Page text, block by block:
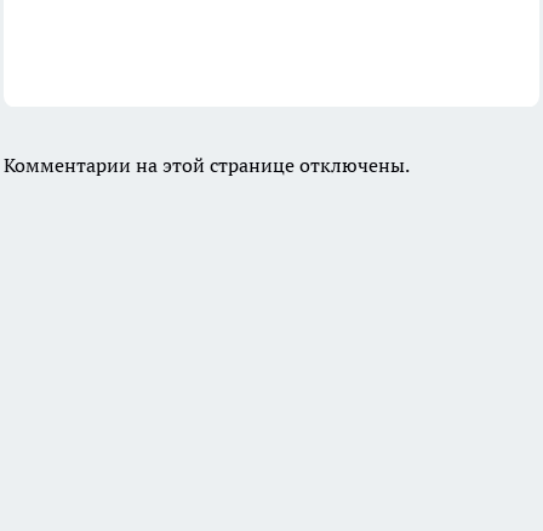
Комментарии на этой странице отключены.